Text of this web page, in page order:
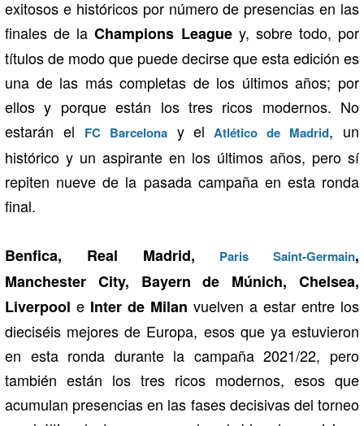
exitosos e históricos por número de presencias en las
finales de laChampions Leaguey, sobre todo, por
títulos de modo que puede decirse que esta edición es
una de las más completas de los últimos años; por
ellos y porque están los tres ricos modernos. No
estarán el
FC Barcelonay el Atlético de Madrid, un
histórico y un aspirante en los últimos años, pero sí
repiten nueve de la pasada campaña en esta ronda
final.
Benfica, Real Madrid, Paris Saint-Germain,
Manchester City, Bayern de Múnich, Chelsea,
Liverpool e Inter de Milan vuelven a estar entre los
dieciséis mejores de Europa, esos que ya estuvieron
en esta ronda durante la campaña 2021/22, pero
también están los tres ricos modernos, esos que
acumulan presencias en las fases decisivas del torneo